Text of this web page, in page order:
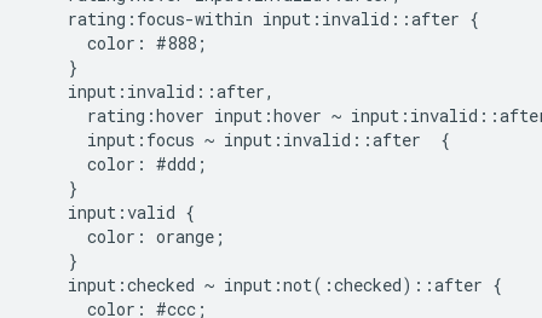
    rating:focus-within input:invalid::after {
      color: #888;
    }
    input:invalid::after,
rating:hover input:hover ~
      input:focus ~ input:invalid::after  {
      color: #ddd;
    }
    input:valid {
      color: orange;
    }
    input:checked ~ input:not(:checked)::after {
      color: #ccc;